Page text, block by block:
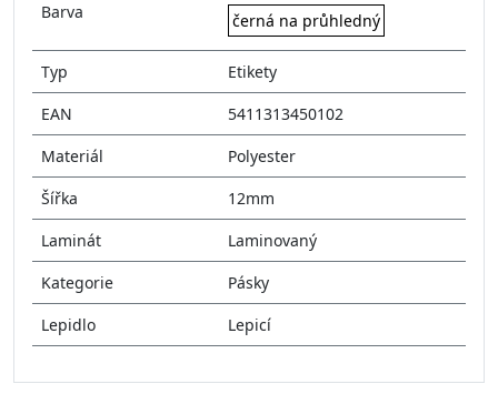
Barva
černá na průhledný
Typ
Etikety
EAN
5411313450102
Materiál
Polyester
Šířka
12mm
Laminát
Laminovaný
Kategorie
Pásky
Lepidlo
Lepicí